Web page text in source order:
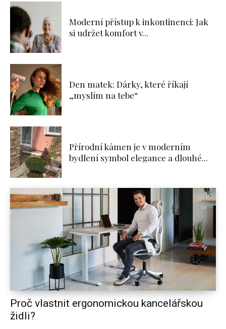
Moderní přístup k inkontinenci: Jak
si udržet komfort v...
Den matek: Dárky, které říkají
„myslím na tebe“
Přírodní kámen je v moderním
bydlení symbol elegance a dlouhé...
Proč vlastnit ergonomickou kancelářskou
židli?